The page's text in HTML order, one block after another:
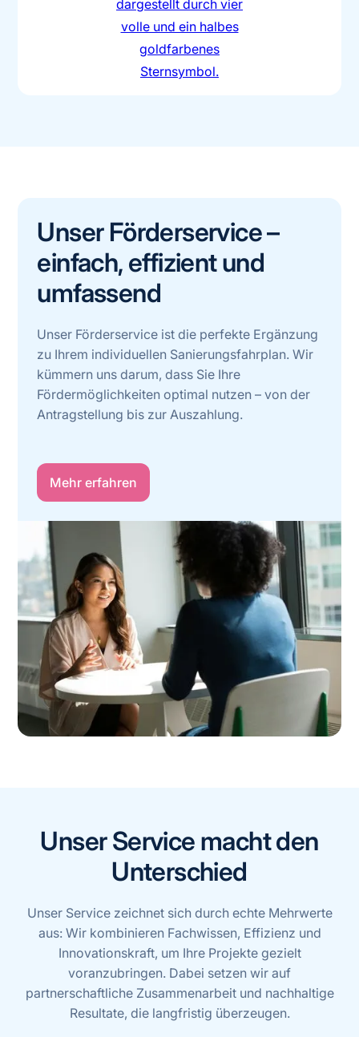
Unser Förderservice –
einfach, effizient und
umfassend
Unser Förderservice ist die perfekte Ergänzung
zu Ihrem individuellen Sanierungsfahrplan. Wir
kümmern uns darum, dass Sie Ihre
Fördermöglichkeiten optimal nutzen – von der
Antragstellung bis zur Auszahlung.
Mehr erfahren
Unser Service macht den
Unterschied
Unser Service zeichnet sich durch echte Mehrwerte
aus: Wir kombinieren Fachwissen, Effizienz und
Innovationskraft, um Ihre Projekte gezielt
voranzubringen. Dabei setzen wir auf
partnerschaftliche Zusammenarbeit und nachhaltige
Resultate, die langfristig überzeugen.